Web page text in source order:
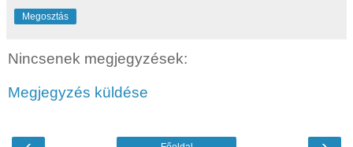
Megosztás
Nincsenek megjegyzések:
Megjegyzés küldése